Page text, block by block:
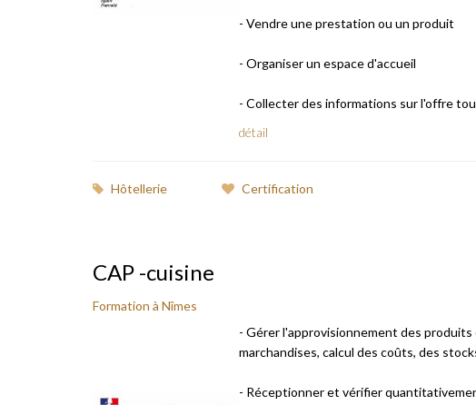
- Vendre une prestation ou un produit
- Organiser un espace d'accueil
- Collecter des informations sur l'offre
détail
Hôtellerie Certification
CAP -cuisine
Formation à Nîmes
- Gérer l'approvisionnement des
marchandises, calcul des coûts, des
- Réceptionner et vérifier